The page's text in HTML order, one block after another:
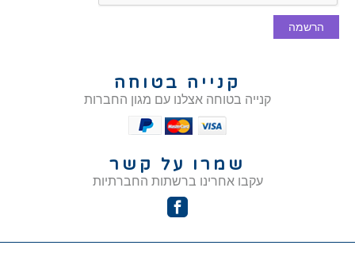
הרשמה
קנייה בטוחה
קנייה בטוחה אצלנו עם מגון החברות
שמרו על קשר
עקבו אחרינו ברשתות החברתיות